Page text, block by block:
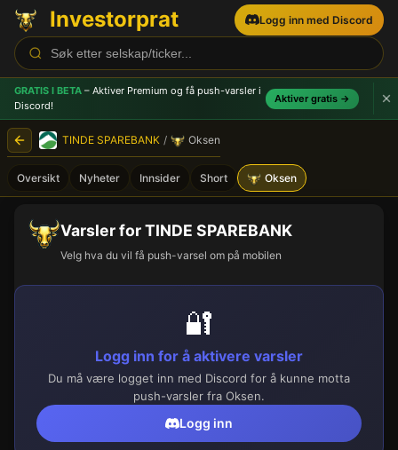
Investorprat Logg inn med Discord
GRATIS I BETA – Aktiver Premium og få push-varsler i
Discord!
Aktiver gratis →
TINDE SPAREBANK / Oksen
Oversikt Nyheter Innsider Short Oksen
Varsler for TINDE SPAREBANK
Velg hva du vil få push-varsel om på mobilen
🔐
Logg inn for å aktivere varsler
Du må være logget inn med Discord for å kunne motta
push-varsler fra Oksen.
Logg inn